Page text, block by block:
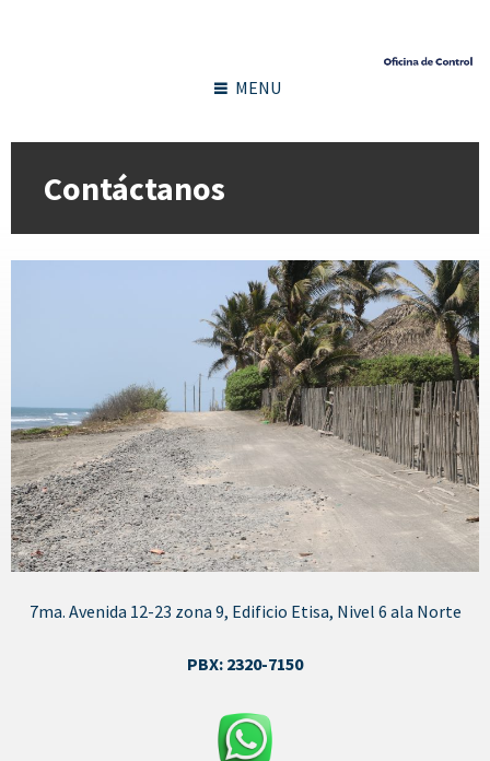
MENU
Contáctanos
7ma. Avenida 12-23 zona 9, Edificio Etisa, Nivel 6 ala Norte
PBX: 2320-7150